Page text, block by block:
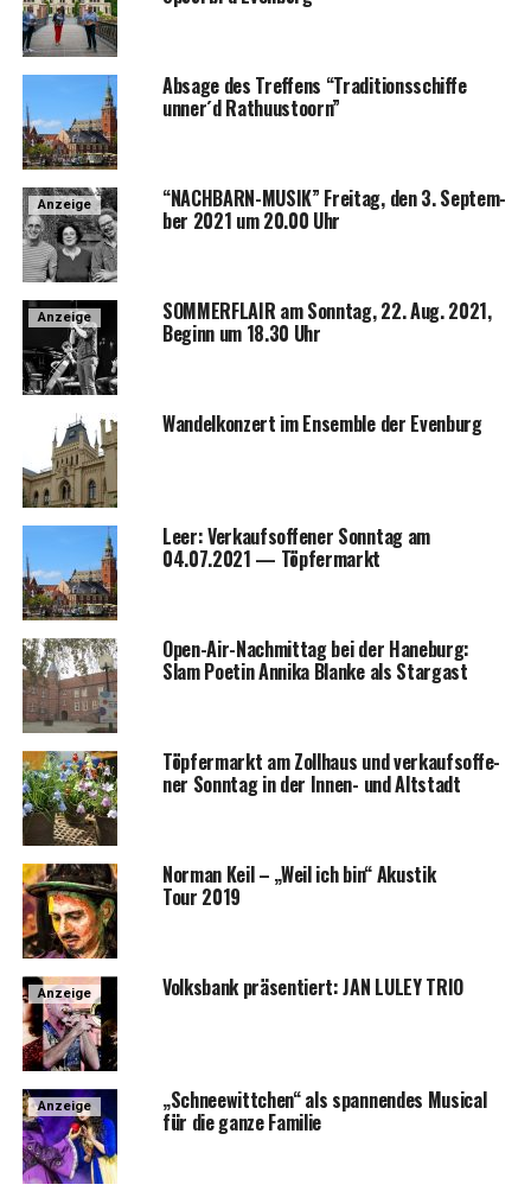
Absa­ge des Tref­fens “Tra­di­ti­ons­schif­fe
unner´d Rathuustoorn”
Anzeige “NACHBARN-MUSIK” Frei­tag, den 3. Sep­tem­
ber 2021 um 20.00 Uhr
Anzeige SOMMERFLAIR am Sonn­tag, 22. Aug. 2021,
Beginn um 18.30 Uhr
Wan­del­kon­zert im Ensem­ble der Evenburg
Leer: Ver­kaufs­of­fe­ner Sonn­tag am
04.07.2021 — Töpfermarkt
Open-Air-Nach­mit­tag bei der Hane­burg:
Slam Poe­tin Anni­ka Blan­ke als Stargast
Töp­fer­markt am Zoll­haus und ver­kaufs­of­fe­
ner Sonn­tag in der Innen- und Altstadt
Nor­man Keil – „Weil ich bin“ Akus­tik
Tour 2019
Anzeige Volks­bank prä­sen­tiert: JAN LULEY TRIO
Anzeige „Schnee­witt­chen“ als span­nen­des Musi­cal
für die gan­ze Familie